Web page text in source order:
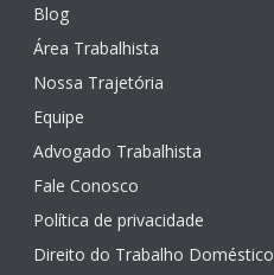
Blog
Área Trabalhista
Nossa Trajetória
Equipe
Advogado Trabalhista
Fale Conosco
Política de privacidade
Direito do Trabalho Doméstico